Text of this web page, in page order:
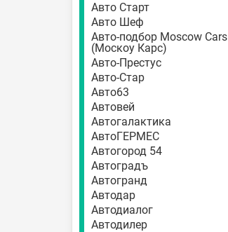
Авто Старт
Авто Шеф
Авто-подбор Moscow Cars
(Москоу Карс)
Авто-Престус
Авто-Стар
Авто63
Автовей
Автогалактика
АвтоГЕРМЕС
Автогород 54
Автоградъ
Автогранд
Автодар
Автодиалог
Автодилер